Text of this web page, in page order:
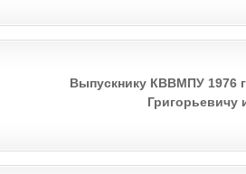
Выпускнику КВВМПУ 1976
Григорьевичу